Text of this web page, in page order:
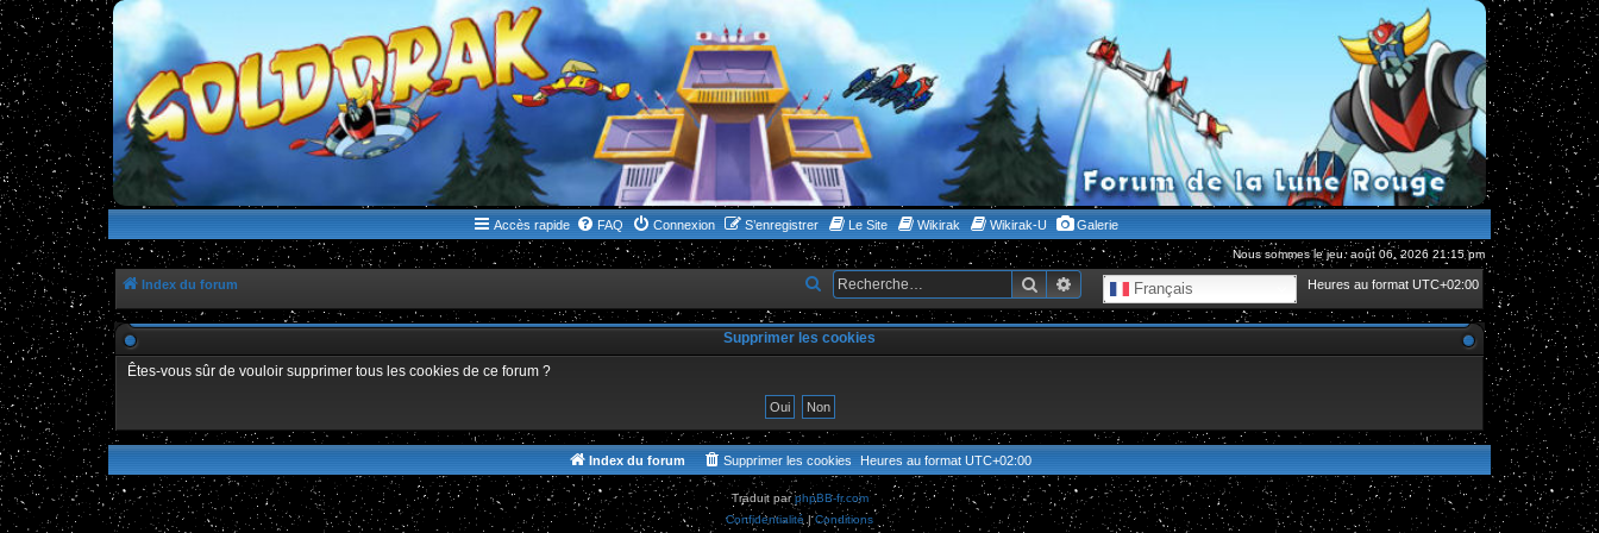
WWW.GOLDORAKGO.COM
le site de la Lune Rouge
Accès rapide FAQ Connexion S’enregistrer Le Site Wikirak Wikirak-U Galerie
Nous sommes le jeu. août 06, 2026 21:15 pm
Index du forum Heures au format UTC+02:00
Français
RechercherRecherche avancée
e
c
e
c
h
e
Supprimer les cookies
Êtes-vous sûr de vouloir supprimer tous les cookies de ce forum ?
Index du forum Heures au format UTC+02:00
Supprimer les cookies
Traduit parphpBB-fr.com
Confidentialité |Conditions